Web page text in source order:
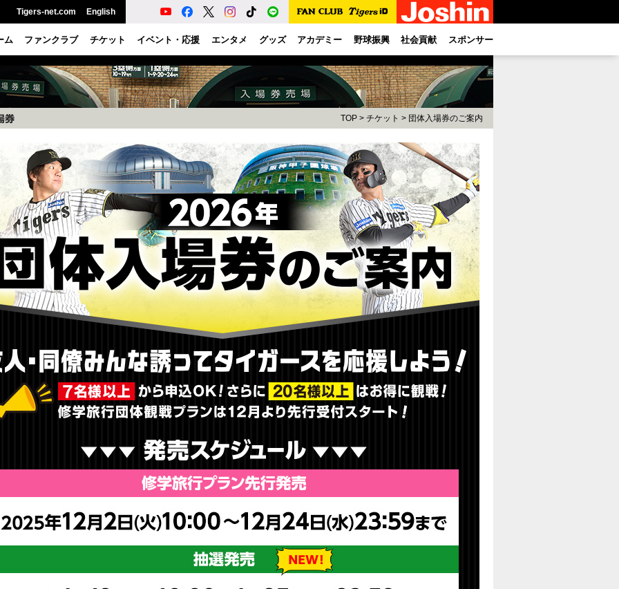
Tigers-net.com English
ム ファンクラブ チケット イベント・応援 エンタメ グッズ アカデミー 野球振興 社会貢献 スポンサー
TOP > チケット > 団体入場券のご案内